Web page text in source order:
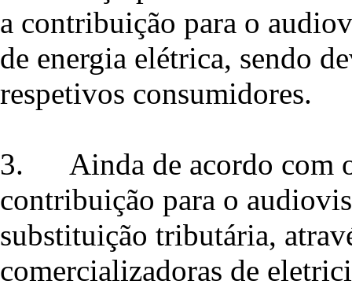
a contribuição para o
de energia elétrica, sendo
respetivos consumidores.
3.
Ainda de acordo com
contribuição para o
substituição tributária,
comercializadoras de